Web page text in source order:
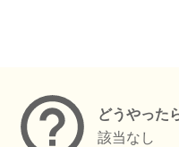
どうやった
該当なし